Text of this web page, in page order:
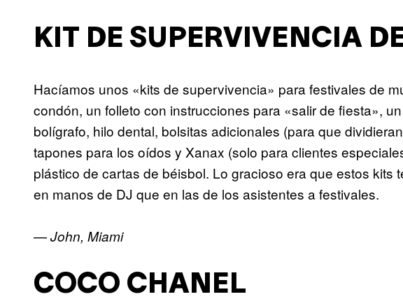
KIT DE SUPERVIVENCIA
Hacíamos unos «kits de supervivencia» para festivales de
condón, un folleto con instrucciones para «salir de fiesta»,
bolígrafo, hilo dental, bolsitas adicionales (para que
tapones para los oídos y Xanax (solo para clientes
plástico de cartas de béisbol. Lo gracioso era que estos kits
en manos de DJ que en las de los asistentes a festivales.
—John, Miami
COCO CHANEL